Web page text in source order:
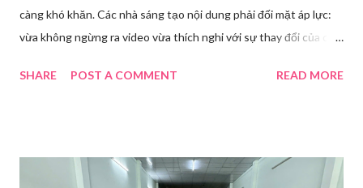
càng khó khăn. Các nhà sáng tạo nội dung phải đối mặt áp lực:
vừa không ngừng ra video vừa thích nghi với sự thay đổi của các
Huawei tại Hội nghị Di động Thế giới tại Thượng Hải năm 2021.
thay đồ. Chỉ trong vài phút, phòng khách được sắp xếp lại. Hai
SHARE POST A COMMENT READ MORE